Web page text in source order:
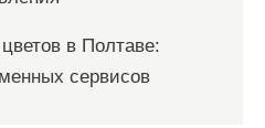
в Полтаве:
сервисов